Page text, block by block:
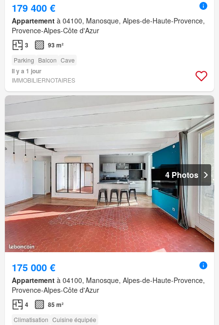
179 400 €
Appartement à 04100, Manosque, Alpes-de-Haute-Provence,
Provence-Alpes-Côte d'Azur
3 93 m²
Parking Balcon Cave
Il y a 1 jour
IMMOBILIERNOTAIRES
4 Photos
175 000 €
Appartement à 04100, Manosque, Alpes-de-Haute-Provence,
Provence-Alpes-Côte d'Azur
4 85 m²
Climatisation Cuisine équipée